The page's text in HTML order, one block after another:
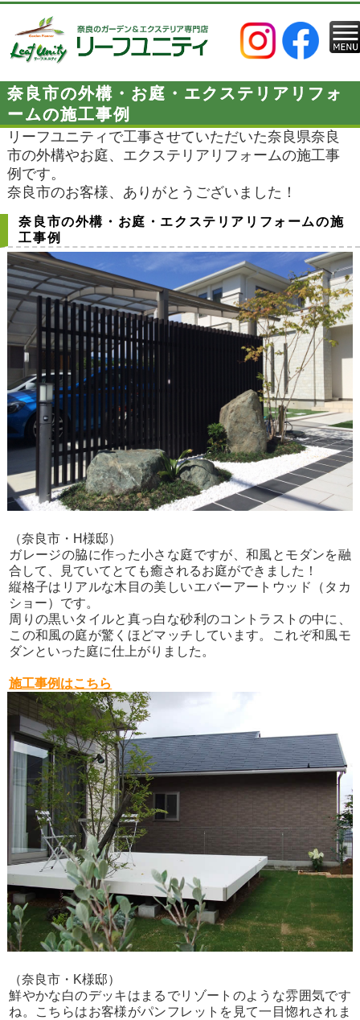
奈良市の外構・お庭・エクステリアリフォ
ームの施工事例
リーフユニティで工事させていただいた奈良県奈良
市の外構やお庭、エクステリアリフォームの施工事
例です。
奈良市のお客様、ありがとうございました！
奈良市の外構・お庭・エクステリアリフォームの施
工事例
（奈良市・H様邸）
ガレージの脇に作った小さな庭ですが、和風とモダンを融
合して、見ていてとても癒されるお庭ができました！
縦格子はリアルな木目の美しいエバーアートウッド（タカ
ショー）です。
周りの黒いタイルと真っ白な砂利のコントラストの中に、
この和風の庭が驚くほどマッチしています。これぞ和風モ
ダンといった庭に仕上がりました。
施工事例はこちら
（奈良市・K様邸）
鮮やかな白のデッキはまるでリゾートのような雰囲気です
ね。こちらはお客様がパンフレットを見て一目惚れされま